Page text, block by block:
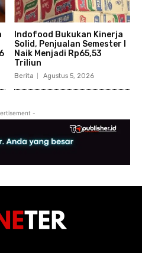
Indofood Bukukan Kinerja
Solid, Penjualan Semester I
Naik Menjadi Rp65,53
Triliun
Berita Agustus 5, 2026
-